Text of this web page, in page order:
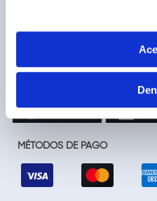
MÉTODOS DE PAGO